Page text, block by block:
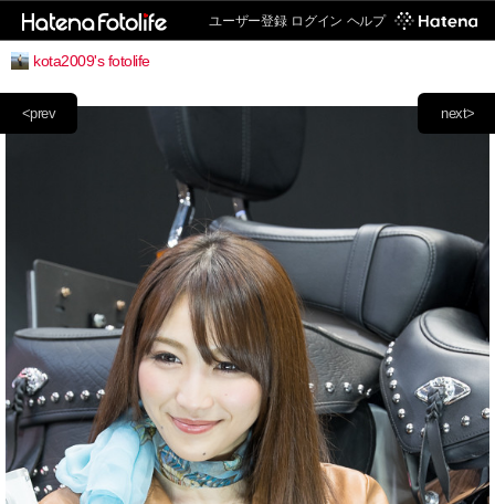
ユーザー登録 ログイン ヘルプ
kota2009's fotolife
next>
<prev